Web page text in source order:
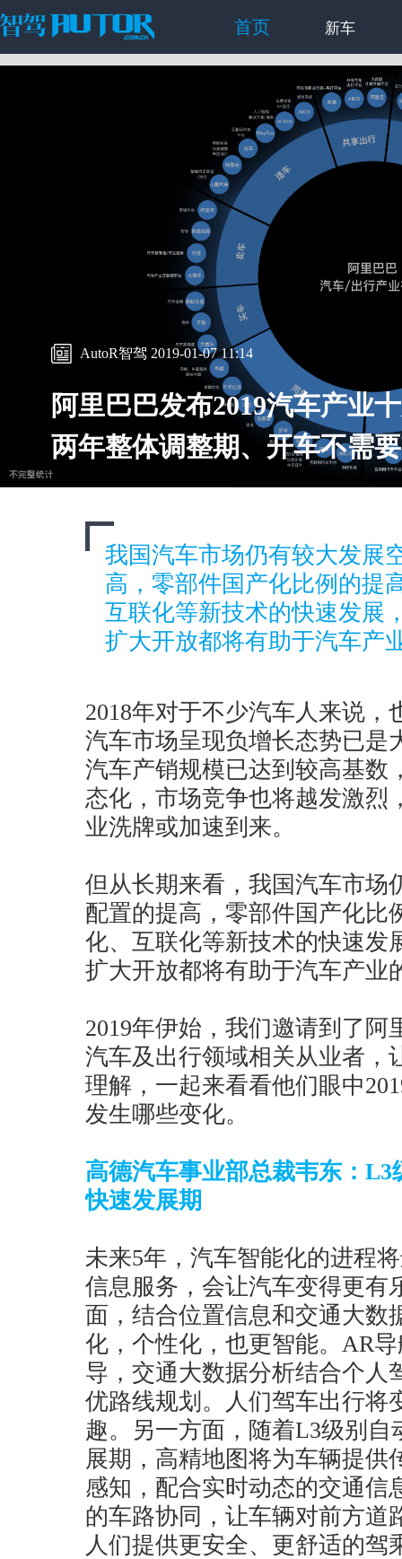
首页 新车
AutoR智驾 2019-01-07 11:14
阿里巴巴发布2019汽车产业
两年整体调整期、开车不需
我国汽车市场仍有较大发展
高，零部件国产化比例的提
互联化等新技术的快速发展
扩大开放都将有助于汽车产
2018年对于不少汽车人来说，
汽车市场呈现负增长态势已是
汽车产销规模已达到较高基数
态化，市场竞争也将越发激烈
业洗牌或加速到来。
但从长期来看，我国汽车市场
配置的提高，零部件国产化比
化、互联化等新技术的快速发
扩大开放都将有助于汽车产业
2019年伊始，我们邀请到了阿
汽车及出行领域相关从业者，
理解，一起来看看他们眼中
发生哪些变化。
高德汽车事业部总裁韦东：
快速发展期
未来5年，汽车智能化的进程
信息服务，会让汽车变得更有
面，结合位置信息和交通大数
化，个性化，也更智能。AR
导，交通大数据分析结合个人
优路线规划。人们驾车出行将
趣。另一方面，随着L3级别
展期，高精地图将为车辆提供
感知，配合实时动态的交通信
的车路协同，让车辆对前方道
人们提供更安全、更舒适的驾